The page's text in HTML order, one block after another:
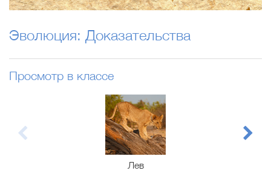
Эволюция: Доказательства
Просмотр в классе
Лев